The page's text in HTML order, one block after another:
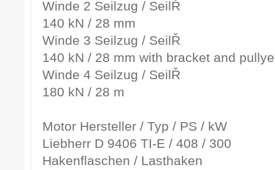
Winde 2 Seilzug / SeilŘ
140 kN / 28 mm
Winde 3 Seilzug / SeilŘ
140 kN / 28 mm with bracket and
Winde 4 Seilzug / SeilŘ
180 kN / 28 m
Motor Hersteller / Typ / PS / kW
Liebherr D 9406 TI-E / 408 / 300
Hakenflaschen / Lasthaken